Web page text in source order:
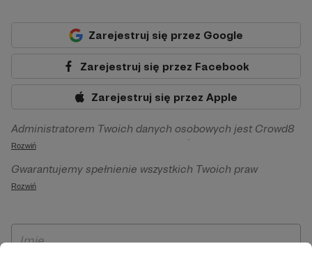
Zarejestruj się przez Google
Zarejestruj się przez Facebook
Zarejestruj się przez Apple
Administratorem Twoich danych osobowych jest Crowd8
sp. z o.o. z siedziba w Warszawie, ul. Żwirki i Wigury 16, 02-
092 Warszawa. Twoje dane osobowe będą przetwarzane w
szczególności w celu wykonania umowy zawartej z Tobą, w
Patronite.pl, w tym możliwości dokonywania oraz
otrzymywania wsparcia na naszej platformie oraz
Rozwiń
Gwarantujemy spełnienie wszystkich Twoich praw
wynikających z ogólnego rozporządzenia o ochronie
ich przenoszenia, niepodlegania zautomatyzowanemu
Rozwiń